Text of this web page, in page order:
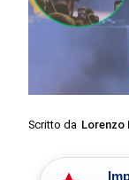
Scritto da Lorenzo